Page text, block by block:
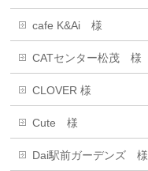
cafe K&Ai 様
CATセンター松茂 様
CLOVER 様
Cute 様
Dai駅前ガーデンズ 様